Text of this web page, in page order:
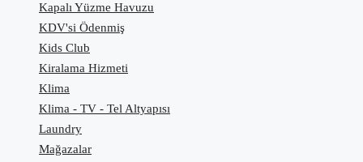
Kapalı Yüzme Havuzu
KDV'si Ödenmiş
Kids Club
Kiralama Hizmeti
Klima
Klima - TV - Tel Altyapısı
Laundry
Mağazalar